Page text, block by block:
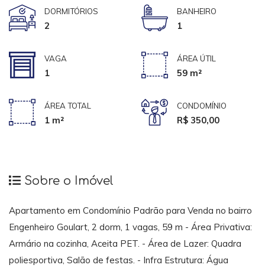
DORMITÓRIOS
2
BANHEIRO
1
VAGA
1
ÁREA ÚTIL
59 m²
ÁREA TOTAL
1 m²
CONDOMÍNIO
R$ 350,00
Sobre o Imóvel
Apartamento em Condomínio Padrão para Venda no bairro
Engenheiro Goulart, 2 dorm, 1 vagas, 59 m - Área Privativa:
Armário na cozinha, Aceita PET. - Área de Lazer: Quadra
poliesportiva, Salão de festas. - Infra Estrutura: Água